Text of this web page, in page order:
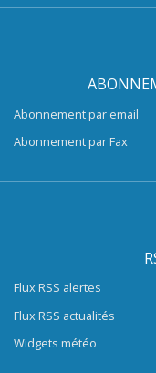
Abonnement par email
Abonnement par Fax
Flux RSS alertes
Flux RSS actualités
Widgets météo